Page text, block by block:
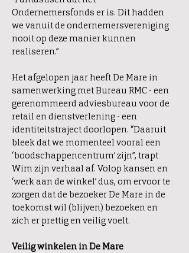
Ondernemersfonds er is. Dit hadden
we vanuit de ondernemersvereniging
nooit op deze manier kunnen
realiseren.”
Het afgelopen jaar heeft De Mare in
samenwerking met Bureau RMC - een
gerenommeerd adviesbureau voor de
retail en dienstverlening - een
identiteitstraject doorlopen. “Daaruit
bleek dat we momenteel vooral een
‘boodschappencentrum’ zijn”, trapt
Wim zijn verhaal af. Volop kansen en
‘werk aan de winkel’ dus, om ervoor te
zorgen dat de bezoeker De Mare in de
toekomst wil (blijven) bezoeken en
zich er prettig en veilig voelt.
Veilig winkelen in De Mare